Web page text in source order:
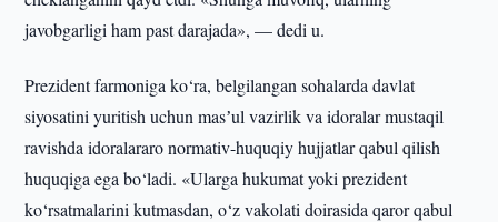
javobgarligi ham past darajada», — dedi u.
Prezident farmoniga ko‘ra, belgilangan sohalarda davlat
siyosatini yuritish uchun masʼul vazirlik va idoralar mustaqil
ravishda idoralararo normativ-huquqiy hujjatlar qabul qilish
huquqiga ega bo‘ladi. «Ularga hukumat yoki prezident
ko‘rsatmalarini kutmasdan, o‘z vakolati doirasida qaror qabul